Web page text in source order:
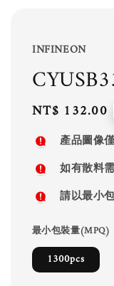
INFINEON
Regular
price
NT$ 132.00
產品圖像
如有散料
請以最小
最小包裝量(MPQ)
1300pcs